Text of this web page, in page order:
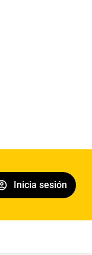
Inicia sesión